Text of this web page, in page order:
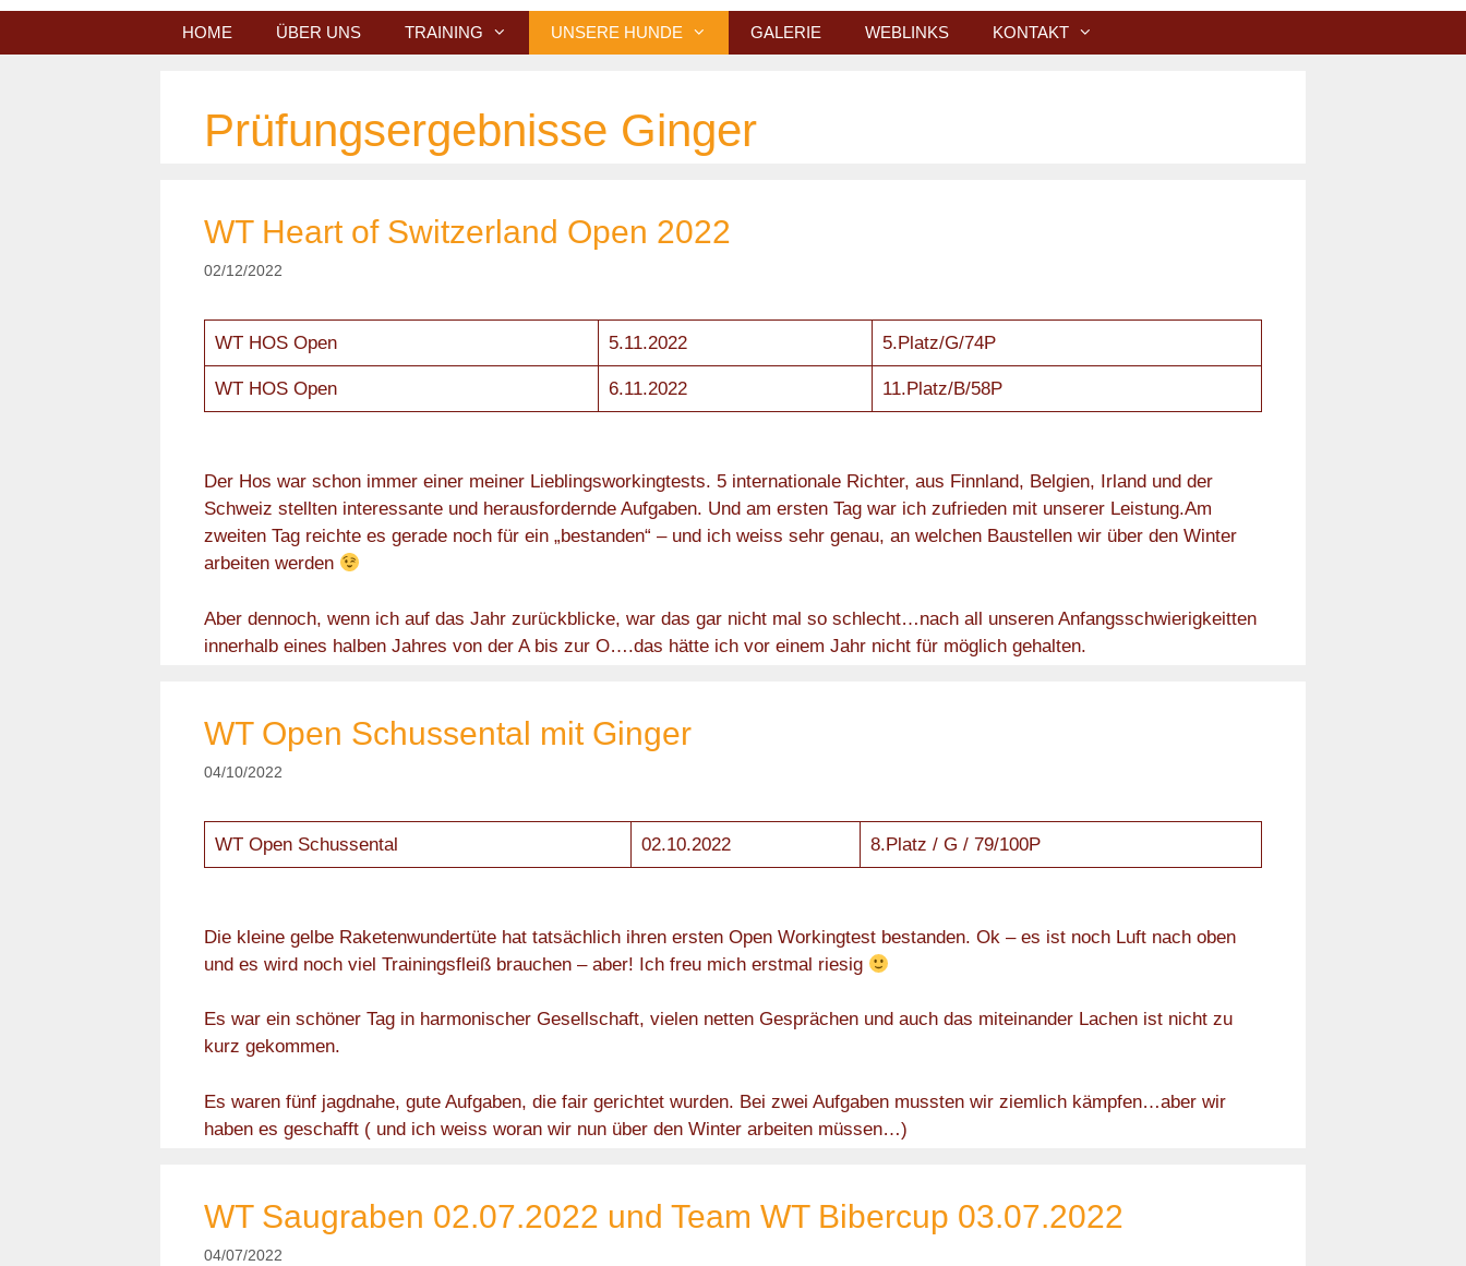
Zum
HOME ÜBER UNS TRAINING UNSERE HUNDE GALERIE WEBLINKS KONTAKT
Prüfungsergebnisse Ginger
WT Heart of Switzerland Open 2022
02/12/2022
WT HOS Open 5.11.2022 5.Platz/G/74P
WT HOS Open 6.11.2022 11.Platz/B/58P
Der Hos war schon immer einer meiner Lieblingsworkingtests. 5 internationale Richter, aus Finnland, Belgien, Irland und der
Schweiz stellten interessante und herausfordernde Aufgaben. Und am ersten Tag war ich zufrieden mit unserer Leistung.Am
zweiten Tag reichte es gerade noch für ein „bestanden“ – und ich weiss sehr genau, an welchen Baustellen wir über den Winter
arbeiten werden
Aber dennoch, wenn ich auf das Jahr zurückblicke, war das gar nicht mal so schlecht…nach all unseren Anfangsschwierigkeitten
innerhalb eines halben Jahres von der A bis zur O….das hätte ich vor einem Jahr nicht für möglich gehalten.
WT Open Schussental mit Ginger
04/10/2022
WT Open Schussental 02.10.2022 8.Platz / G / 79/100P
Die kleine gelbe Raketenwundertüte hat tatsächlich ihren ersten Open Workingtest bestanden. Ok – es ist noch Luft nach oben
und es wird noch viel Trainingsfleiß brauchen – aber! Ich freu mich erstmal riesig
Es war ein schöner Tag in harmonischer Gesellschaft, vielen netten Gesprächen und auch das miteinander Lachen ist nicht zu
kurz gekommen.
Es waren fünf jagdnahe, gute Aufgaben, die fair gerichtet wurden. Bei zwei Aufgaben mussten wir ziemlich kämpfen…aber wir
haben es geschafft ( und ich weiss woran wir nun über den Winter arbeiten müssen…)
WT Saugraben 02.07.2022 und Team WT Bibercup 03.07.2022
04/07/2022